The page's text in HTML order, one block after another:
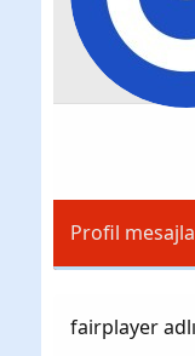
Profil
fairplayer